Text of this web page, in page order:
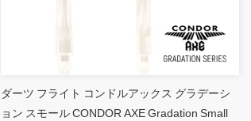
ダーツ フライト コンドルアックス グラデーシ
ョン スモール CONDOR AXE Gradation Small